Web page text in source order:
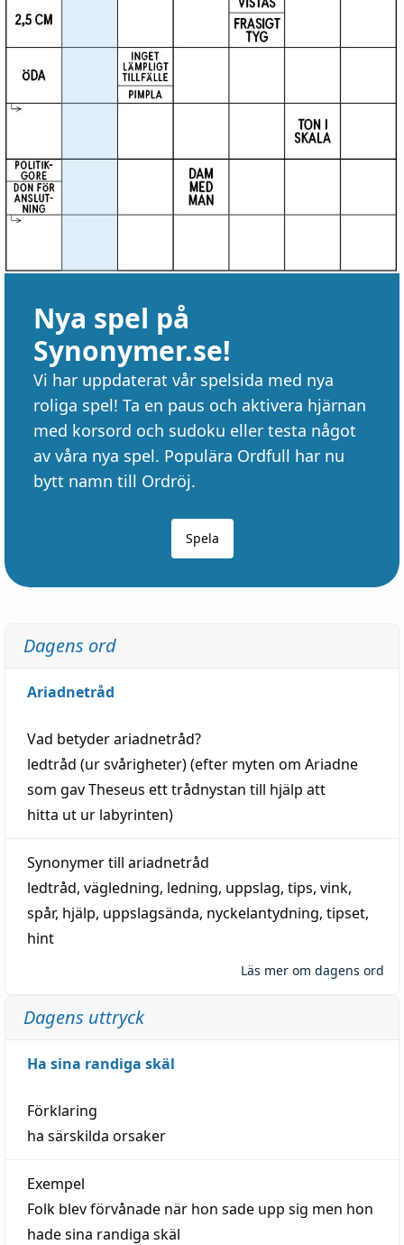
Nya spel på
Synonymer.se!
Vi har uppdaterat vår spelsida med nya
roliga spel! Ta en paus och aktivera hjärnan
med korsord och sudoku eller testa något
av våra nya spel. Populära Ordfull har nu
bytt namn till Ordröj.
Spela
Dagens ord
Ariadnetråd
Vad betyderariadnetråd?
ledtråd (ur svårigheter) (efter myten om Ariadne
som gav Theseus ett trådnystan till hjälp att
hitta ut ur labyrinten)
Synonymer till ariadnetråd
ledtråd, vägledning, ledning, uppslag, tips, vink,
spår, hjälp, uppslagsända, nyckelantydning, tipset,
hint
Läs mer om dagens ord
Dagens uttryck
Ha sina randiga skäl
Förklaring
ha särskilda orsaker
Exempel
Folk blev förvånade när hon sade upp sig men hon
hade sina randiga skäl